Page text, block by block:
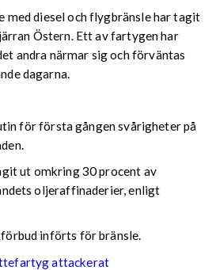
med diesel och flygbränsle har tagit
Östern. Ett av fartygen har
andra närmar sig och förväntas
dagarna.
för första gången svårigheter på
ut omkring 30 procent av
oljeraffinaderier, enligt
införts för bränsle.
attackerat